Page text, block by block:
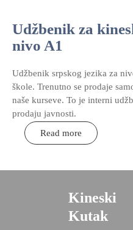
Udžbenik za
nivo A1
Udžbenik srpskog jezika za
škole. Trenutno se prodaje
naše kurseve. To je interni
prodaju javnosti.
Read more
Kineski
Kutak